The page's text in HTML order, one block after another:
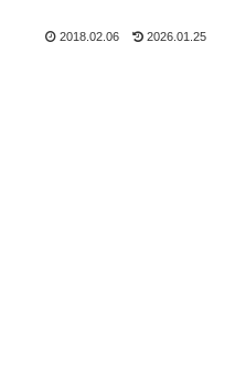
2018.02.06 2026.01.25